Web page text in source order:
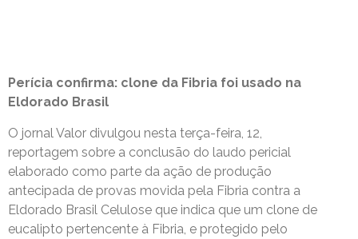
Perícia confirma: clone da Fibria foi usado na
Eldorado Brasil
O jornal Valor divulgou nesta terça-feira, 12,
reportagem sobre a conclusão do laudo pericial
elaborado como parte da ação de produção
antecipada de provas movida pela Fibria contra a
Eldorado Brasil Celulose que indica que um clone de
eucalipto pertencente à Fibria, e protegido pelo